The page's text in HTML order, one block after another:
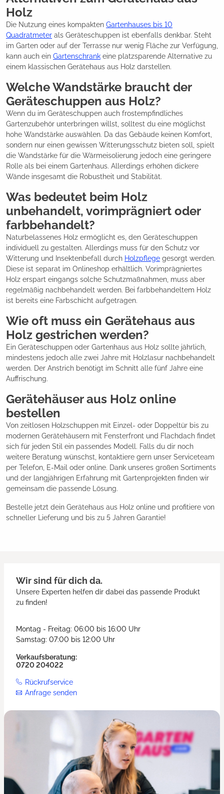
Holz
Die Nutzung eines kompakten Gartenhauses bis 10
Quadratmeter als Geräteschuppen ist ebenfalls denkbar. Steht
im Garten oder auf der Terrasse nur wenig Fläche zur Verfügung,
kann auch ein Gartenschrank eine platzsparende Alternative zu
einem klassischen Gerätehaus aus Holz darstellen.
Welche Wandstärke braucht der
Geräteschuppen aus Holz?
Wenn du im Geräteschuppen auch frostempfindliches
Gartenzubehör unterbringen willst, solltest du eine möglichst
hohe Wandstärke auswählen. Da das Gebäude keinen Komfort,
sondern nur einen gewissen Witterungsschutz bieten soll, spielt
die Wandstärke für die Wärmeisolierung jedoch eine geringere
Rolle als bei einem Gartenhaus. Allerdings erhöhen dickere
Wände insgesamt die Robustheit und Stabilität.
Was bedeutet beim Holz
unbehandelt, vorimprägniert oder
farbbehandelt?
Naturbelassenes Holz ermöglicht es, den Geräteschuppen
individuell zu gestalten. Allerdings muss für den Schutz vor
Witterung und Insektenbefall durch Holzpflege gesorgt werden.
Diese ist separat im Onlineshop erhältlich. Vorimprägniertes
Holz erspart eingangs solche Schutzmaßnahmen, muss aber
regelmäßig nachbehandelt werden. Bei farbbehandeltem Holz
ist bereits eine Farbschicht aufgetragen.
Wie oft muss ein Gerätehaus aus
Holz gestrichen werden?
Ein Geräteschuppen oder Gartenhaus aus Holz sollte jährlich,
mindestens jedoch alle zwei Jahre mit Holzlasur nachbehandelt
werden. Der Anstrich benötigt im Schnitt alle fünf Jahre eine
Auffrischung.
Gerätehäuser aus Holz online
bestellen
Von zeitlosen Holzschuppen mit Einzel- oder Doppeltür bis zu
modernen Gerätehäusern mit Fensterfront und Flachdach findet
sich für jeden Stil ein passendes Modell. Falls du dir noch
weitere Beratung wünschst, kontaktiere gern unser Serviceteam
per Telefon, E-Mail oder online. Dank unseres großen Sortiments
und der langjährigen Erfahrung mit Gartenprojekten finden wir
gemeinsam die passende Lösung.
Bestelle jetzt dein Gerätehaus aus Holz online und profitiere von
schneller Lieferung und bis zu 5 Jahren Garantie!
Wir sind für dich da.
Unsere Experten helfen dir dabei das passende Produkt
zu finden!
Montag - Freitag: 06:00 bis 16:00 Uhr
Samstag: 07:00 bis 12:00 Uhr
Verkaufsberatung:
0720 204022
Rückrufservice
Anfrage senden